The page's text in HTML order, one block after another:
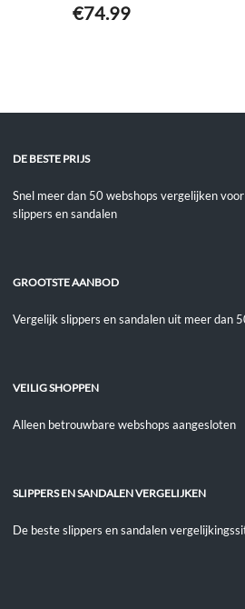
€74.99
DE BESTE PRIJS
Snel meer dan 50 webshops vergelijken
slippers en sandalen
GROOTSTE AANBOD
Vergelijk slippers en sandalen uit meer dan
VEILIG SHOPPEN
Alleen betrouwbare webshops aangesloten
SLIPPERS EN SANDALEN VERGELIJKEN
De beste slippers en sandalen